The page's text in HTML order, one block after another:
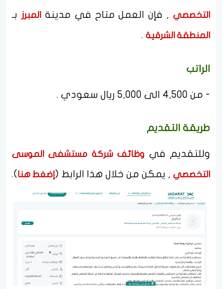
التخصصي , فإن العمل متاح في مدينة المبرز بـ
المنطقة الشرقية .
الراتب
- من 4,500 الى 5,000 ريال سعودي .
طريقة التقديم
وللتقديم في وظائف شركة مستشفى الموسى
التخصصي , يمكن من خلال هذا الرابط ( إضغط هنا).